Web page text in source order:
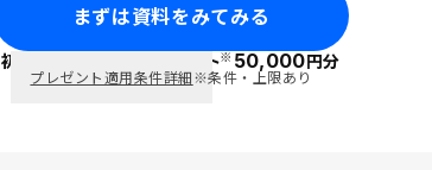
まずは資料をみてみる
初回面談で ポイント※50,000円分
プレゼント適用条件詳細※条件・上限あり